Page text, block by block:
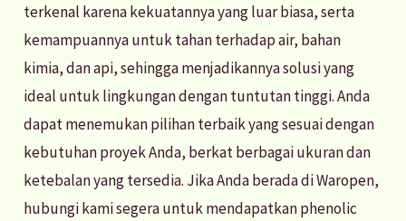
terkenal karena kekuatannya yang luar biasa, serta
kemampuannya untuk tahan terhadap air, bahan
kimia, dan api, sehingga menjadikannya solusi yang
ideal untuk lingkungan dengan tuntutan tinggi. Anda
dapat menemukan pilihan terbaik yang sesuai dengan
kebutuhan proyek Anda, berkat berbagai ukuran dan
ketebalan yang tersedia. Jika Anda berada di Waropen,
hubungi kami segera untuk mendapatkan phenolic